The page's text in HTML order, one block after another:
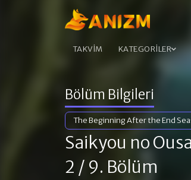
TAKVİM KATEGORİLER
Bölüm Bilgileri
The Beginning After the End
Saikyou no
2 / 9. Bölüm